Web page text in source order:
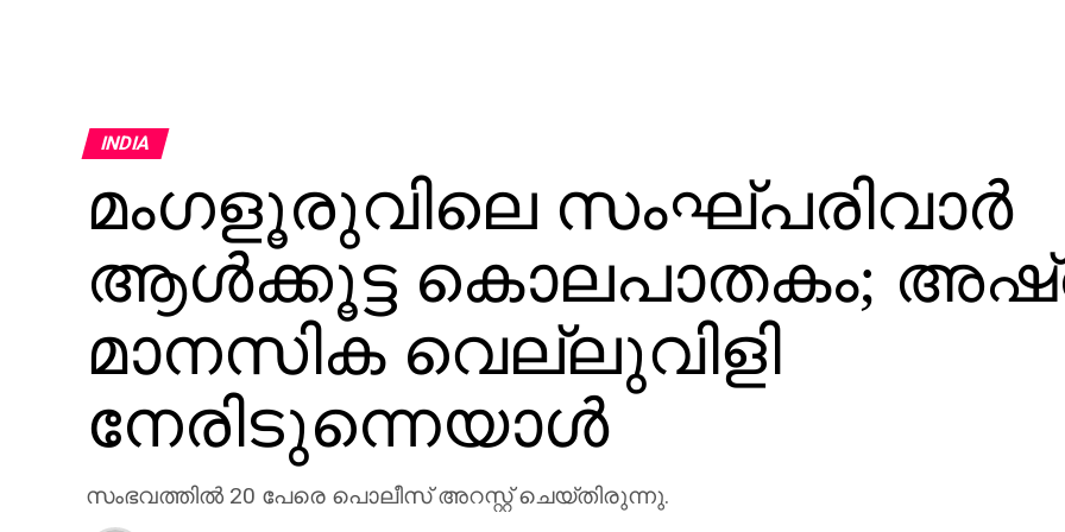
INDIA
മംഗളൂരുവിലെ സംഘ്പരിവാര്‍
ആള്‍ക്കൂട്ട കൊലപാതകം;
മാനസിക വെല്ലുവിളി
നേരിടുന്നെയാള്‍
സംഭവത്തില്‍ 20 പേരെ പൊലീസ് അറസ്റ്റ് ചെയ്തിരുന്നു.